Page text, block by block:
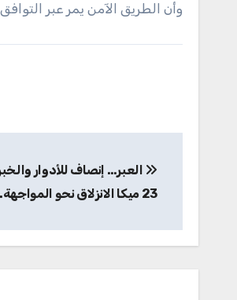
وأن الطريق الآمن يمر عبر
المقالات
العبر… إنصاف للأدوار
23 ميكا الانزلاق نحو المواجهة.